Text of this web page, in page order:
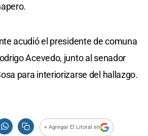
acudió el presidente de comuna
Acevedo, junto al senador
para interiorizarse del hallazgo.
+ Agregar El Litoral en